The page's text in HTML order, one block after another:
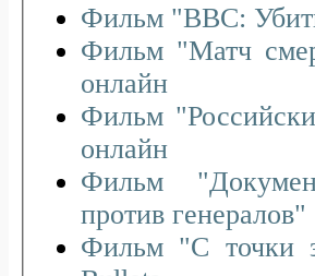
Фильм "Матч смерти. Под грифом секретно" смотреть
онлайн
Фильм "Российские тайны: Чеченская война" смотреть
онлайн
Фильм
против генералов"
Фильм "С точки